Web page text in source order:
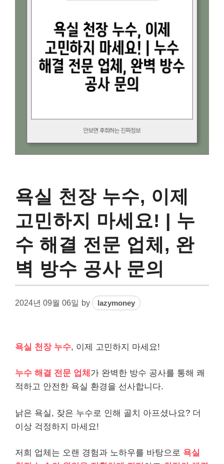
욕실 천장 누수, 이제
고민하지 마세요! | 누
수 해결 전문 업체, 완
벽 방수 공사 문의
2024년 09월 06일 by lazymoney
욕실 천장 누수, 이제 고민하지 마세요!
누수 해결 전문 업체 가 완벽한 방수 공사를 통해 쾌
적하고 안전한 욕실 환경을 선사합니다.
낡은 욕실, 잦은 누수로 인해 골치 아프셨나요? 더
이상 걱정하지 마세요!
저희 업체는 오랜 경험과 노하우를 바탕으로 욕실